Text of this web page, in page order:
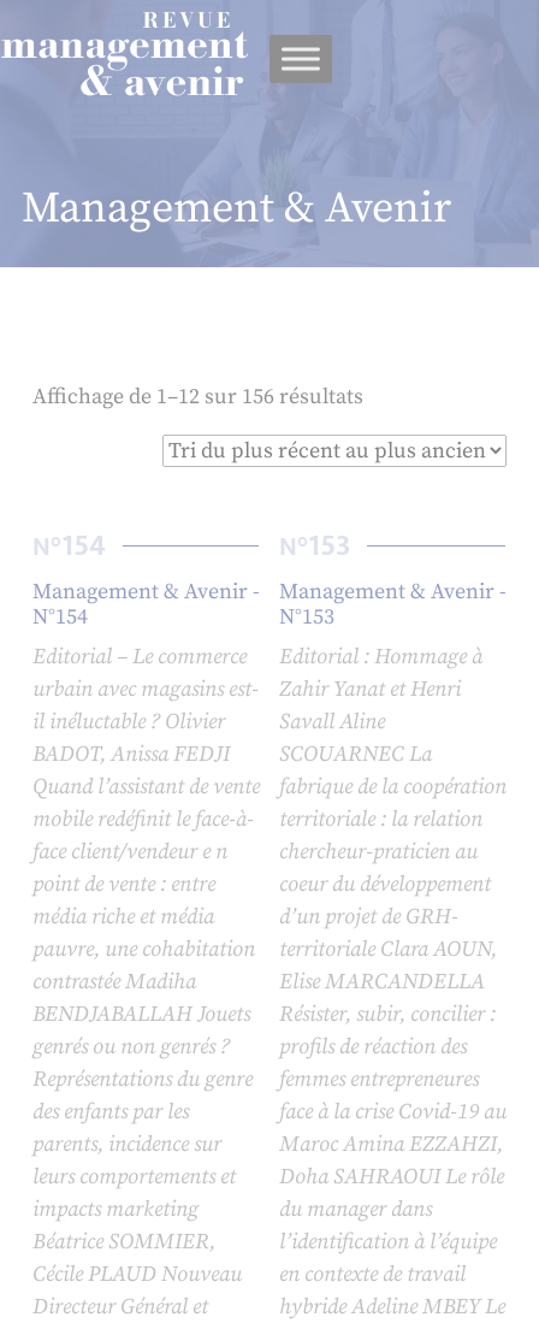
Management & Avenir
Affichage de 1–12 sur 156 résultats
N°154
Management & Avenir -
N°154
Editorial – Le commerce
urbain avec magasins est-
il inéluctable ? Olivier
BADOT, Anissa FEDJI
Quand l’assistant de vente
mobile redéfinit le face-à-
face client/vendeur e n
point de vente : entre
média riche et média
pauvre, une cohabitation
contrastée Madiha
BENDJABALLAH Jouets
genrés ou non genrés ?
Représentations du genre
des enfants par les
parents, incidence sur
leurs comportements et
impacts marketing
Béatrice SOMMIER,
Cécile PLAUD Nouveau
Directeur Général et
N°153
Management & Avenir -
N°153
Editorial : Hommage à
Zahir Yanat et Henri
Savall Aline
SCOUARNEC La
fabrique de la coopération
territoriale : la relation
chercheur-praticien au
coeur du développement
d’un projet de GRH-
territoriale Clara AOUN,
Elise MARCANDELLA
Résister, subir, concilier :
profils de réaction des
femmes entrepreneures
face à la crise Covid-19 au
Maroc Amina EZZAHZI,
Doha SAHRAOUI Le rôle
du manager dans
l’identification à l’équipe
en contexte de travail
hybride Adeline MBEY Le
Panneau de gestion des cookies